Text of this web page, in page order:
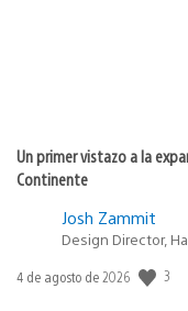
Un primer vistazo a la
Continente
Josh Zammit
Design Director,
Fecha
4 de agosto de 2026 3